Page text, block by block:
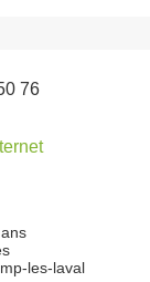
76
les-laval